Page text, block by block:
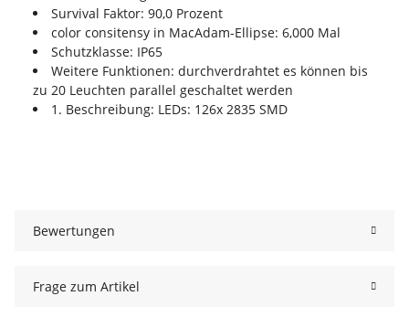
Survival Faktor: 90,0 Prozent
color consitensy in MacAdam-Ellipse: 6,000 Mal
Schutzklasse: IP65
Weitere Funktionen: durchverdrahtet es können bis
zu 20 Leuchten parallel geschaltet werden
1. Beschreibung: LEDs: 126x 2835 SMD
Bewertungen
Frage zum Artikel